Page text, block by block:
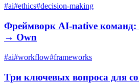
#ai#ethics#decision-making
Фреймворк AI-native команд:
→ Own
#ai#workflow#frameworks
Три ключевых вопроса для